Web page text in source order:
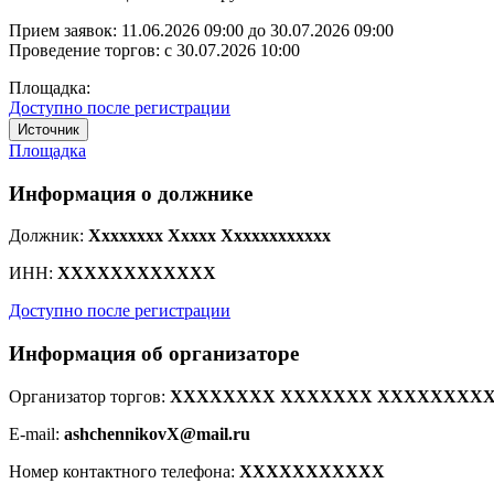
Прием заявок: 11.06.2026 09:00 до 30.07.2026 09:00
Проведение торгов: с 30.07.2026 10:00
Площадка:
Доступно после регистрации
Источник
Площадка
Информация о должнике
Должник: Xxxxxxxx Xxxxx Xxxxxxxxxxxx
ИНН: XXXXXXXXXXXX
Доступно после регистрации
Информация об организаторе
Организатор торгов: XXXXXXXX XXXXXXX
E-mail: ashchennikovX@mail.ru
Номер контактного телефона: XXXXXXXXXXX